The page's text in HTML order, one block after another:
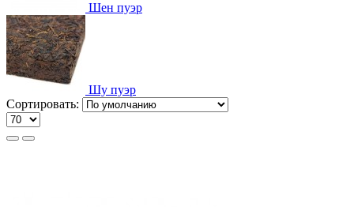
Шен пуэр
Шу пуэр
Сортировать: